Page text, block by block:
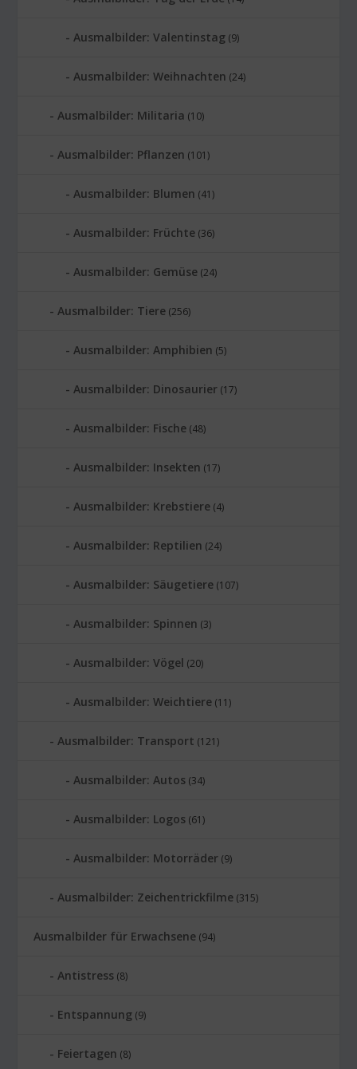
Ausmalbilder: Valentinstag (9)
Ausmalbilder: Weihnachten (24)
Ausmalbilder: Militaria (10)
Ausmalbilder: Pflanzen (101)
Ausmalbilder: Blumen (41)
Ausmalbilder: Früchte (36)
Ausmalbilder: Gemüse (24)
Ausmalbilder: Tiere (256)
Ausmalbilder: Amphibien (5)
Ausmalbilder: Dinosaurier (17)
Ausmalbilder: Fische (48)
Ausmalbilder: Insekten (17)
Ausmalbilder: Krebstiere (4)
Ausmalbilder: Reptilien (24)
Ausmalbilder: Säugetiere (107)
Ausmalbilder: Spinnen (3)
Ausmalbilder: Vögel (20)
Ausmalbilder: Weichtiere (11)
Ausmalbilder: Transport (121)
Ausmalbilder: Autos (34)
Ausmalbilder: Logos (61)
Ausmalbilder: Motorräder (9)
Ausmalbilder: Zeichentrickfilme (315)
Ausmalbilder für Erwachsene (94)
Antistress (8)
Entspannung (9)
Feiertagen (8)